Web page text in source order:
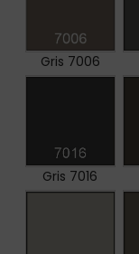
Gris 7006
Gris 7016